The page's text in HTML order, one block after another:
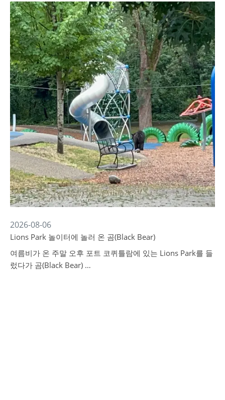
2026-08-06
Lions Park 놀이터에 놀러 온 곰(Black Bear)
여름비가 온 주말 오후 포트 코퀴틀람에 있는 Lions Park를 들
렀다가 곰(Black Bear) …